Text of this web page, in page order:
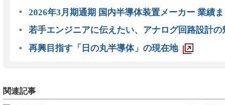
2026年3月期通期 国内半導体装置メーカー 業績
若手エンジニアに伝えたい、アナログ回路設計の
再興目指す「日の丸半導体」の現在地
関連記事